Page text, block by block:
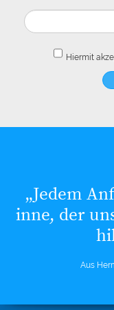
Hiermit
„Jedem
inne, der
Aus